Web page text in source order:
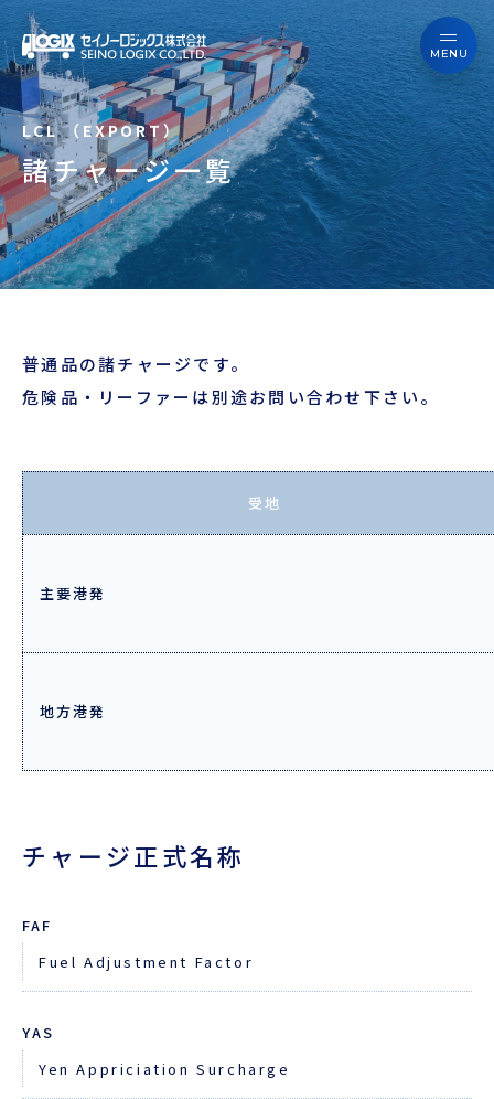
本船スケジュール
セイノーロジックスを知る
サービス
事例
お役立ちブログ
よくあるご質問
企業情報
セイノーロジックスを知る
サービス
事例
よくあるご質問
諸チャージ一覧
普通品の諸チャージです。
危険品・リーファーは別途お問い合わせ下さい。
受地
主要港発
地方港発
チャージ正式名称
FAF
Fuel Adjustment Factor
YAS
Yen Appriciation Surcharge